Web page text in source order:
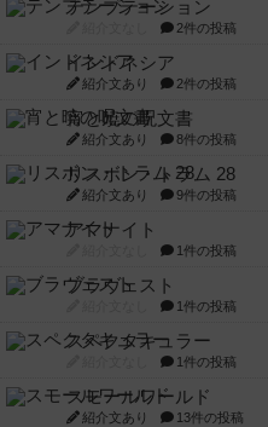
テンプテーション
2件の投稿
インドネシア
紹介文あり 2件の投稿
宵と暁の呪文書
紹介文あり 8件の投稿
リスボン・トラム 28
紹介文あり 9件の投稿
アマナイト
1件の投稿
ブラヴェスト
1件の投稿
スペクタキュラー
1件の投稿
スモールワールド
紹介文あり 13件の投稿